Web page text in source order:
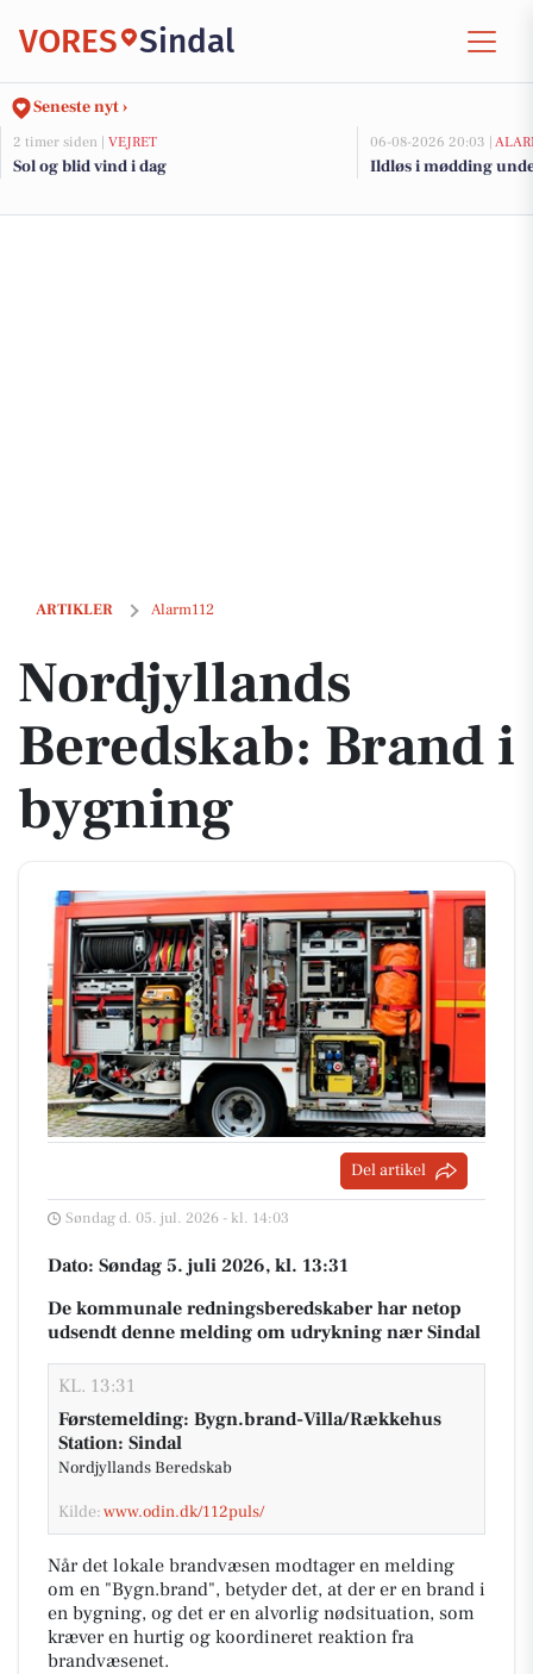
VORES Sindal
Seneste nyt ›
2 timer siden | VEJRET
Sol og blid vind i dag
06-08-2026 20:03 |
Ildløs i mødding
ARTIKLER Alarm112
Nordjyllands Beredskab: Brand i bygning
Nordjyllands
Beredskab: Brand i
bygning
Del artikel
Søndag d. 05. jul. 2026 - kl. 14:03
Dato: Søndag 5. juli 2026, kl. 13:31
De kommunale redningsberedskaber har netop
udsendt denne melding om udrykning nær Sindal
KL. 13:31
Førstemelding: Bygn.brand-Villa/Rækkehus
Station: Sindal
Nordjyllands Beredskab
Kilde:www.odin.dk/112puls/
Når det lokale brandvæsen modtager en melding
om en "Bygn.brand", betyder det, at der er en brand i
en bygning, og det er en alvorlig nødsituation, som
kræver en hurtig og koordineret reaktion fra
brandvæsenet.